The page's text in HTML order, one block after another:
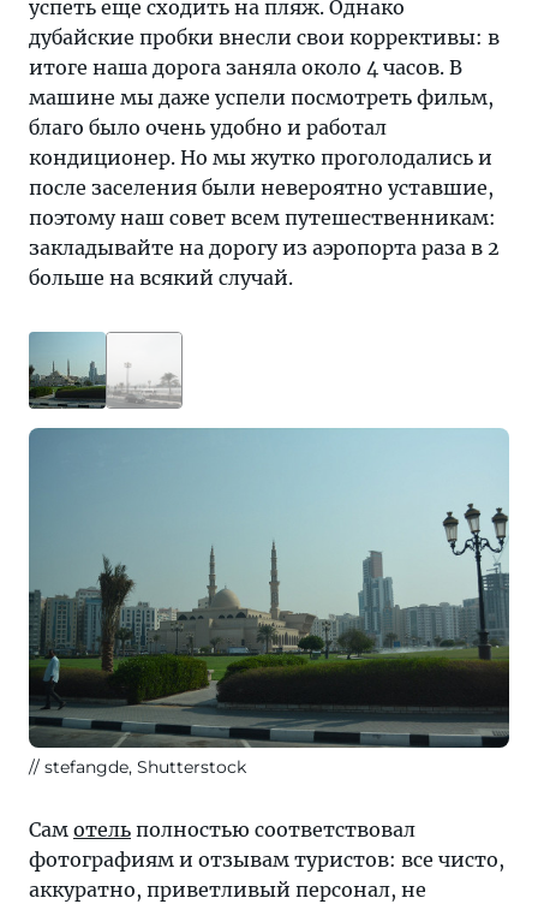
успеть еще сходить на пляж. Однако
дубайские пробки внесли свои коррективы: в
итоге наша дорога заняла около 4 часов. В
машине мы даже успели посмотреть фильм,
благо было очень удобно и работал
кондиционер. Но мы жутко проголодались и
после заселения были невероятно уставшие,
поэтому наш совет всем путешественникам:
закладывайте на дорогу из аэропорта раза в 2
больше на всякий случай.
stefangde, Shutterstock
Сам отель полностью соответствовал
фотографиям и отзывам туристов: все чисто,
аккуратно, приветливый персонал, не